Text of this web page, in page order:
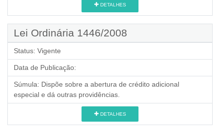
DETALHES
Lei Ordinária 1446/2008
Status: Vigente
Data de Publicação:
Súmula: Dispõe sobre a abertura de crédito adicional
especial e dá outras providências.
DETALHES